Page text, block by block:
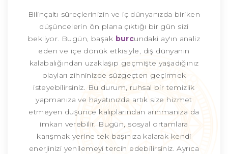
Bilinçaltı süreçlerinizin ve iç dünyanızda biriken
düşüncelerin ön plana çıktığı bir gün sizi
bekliyor. Bugün, başak burcundaki ay'ın analiz
eden ve içe dönük etkisiyle, dış dünyanın
kalabalığından uzaklaşıp geçmişte yaşadığınız
olayları zihninizde süzgeçten geçirmek
isteyebilirsiniz. Bu durum, ruhsal bir temizlik
yapmanıza ve hayatınızda artık size hizmet
etmeyen düşünce kalıplarından arınmanıza da
imkan verebilir. Bugün, sosyal ortamlara
karışmak yerine tek başınıza kalarak kendi
enerjinizi yenilemeyi tercih edebilirsiniz. Ayrıca